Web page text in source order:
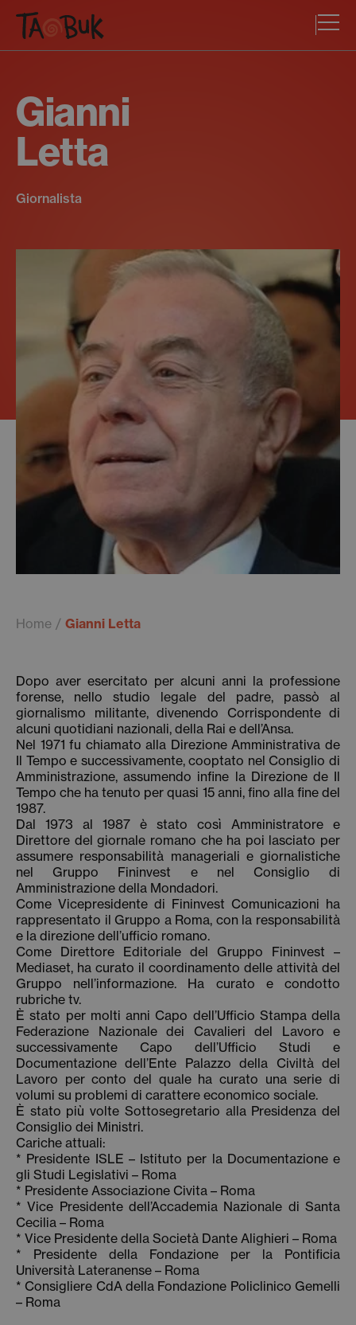
Gianni
Letta
Giornalista
Home Gianni Letta
Dopo aver esercitato per alcuni anni la professione
forense, nello studio legale del padre, passò al
giornalismo militante, divenendo Corrispondente di
alcuni quotidiani nazionali, della Rai e dell’Ansa.
Nel 1971 fu chiamato alla Direzione Amministrativa de
Il Tempo e successivamente, cooptato nel Consiglio di
Amministrazione, assumendo infine la Direzione de Il
Tempo che ha tenuto per quasi 15 anni, fino alla fine del
1987.
Dal 1973 al 1987 è stato così Amministratore e
Direttore del giornale romano che ha poi lasciato per
assumere responsabilità manageriali e giornalistiche
nel Gruppo Fininvest e nel Consiglio di
Amministrazione della Mondadori.
Come Vicepresidente di Fininvest Comunicazioni ha
rappresentato il Gruppo a Roma, con la responsabilità
e la direzione dell’ufficio romano.
Come Direttore Editoriale del Gruppo Fininvest –
Mediaset, ha curato il coordinamento delle attività del
Gruppo nell’informazione. Ha curato e condotto
rubriche tv.
È stato per molti anni Capo dell’Ufficio Stampa della
Federazione Nazionale dei Cavalieri del Lavoro e
successivamente Capo dell’Ufficio Studi e
Documentazione dell’Ente Palazzo della Civiltà del
Lavoro per conto del quale ha curato una serie di
volumi su problemi di carattere economico sociale.
È stato più volte Sottosegretario alla Presidenza del
Consiglio dei Ministri.
Cariche attuali:
* Presidente ISLE – Istituto per la Documentazione e
gli Studi Legislativi – Roma
* Presidente Associazione Civita – Roma
* Vice Presidente dell’Accademia Nazionale di Santa
Cecilia – Roma
* Vice Presidente della Società Dante Alighieri – Roma
* Presidente della Fondazione per la Pontificia
Università Lateranense – Roma
* Consigliere CdA della Fondazione Policlinico Gemelli
– Roma